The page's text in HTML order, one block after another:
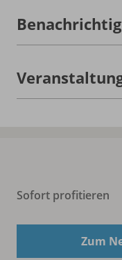
Sofort profitieren
Zum